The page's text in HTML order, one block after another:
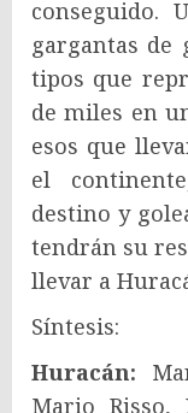
conseguido.
gargantas de
tipos que
de miles en
esos que
el
destino y
tendrán su
llevar a
Síntesis:
Huracán:
Mario Risso,